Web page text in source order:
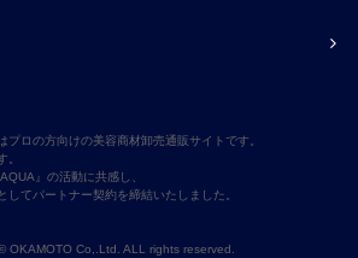
プロの方向けの美容商材卸売通販サイトです。
。
』の活動に共感し、
してパートナー契約を締結いたしました。
OKAMOTO Co,.Ltd. ALL rights reserved.